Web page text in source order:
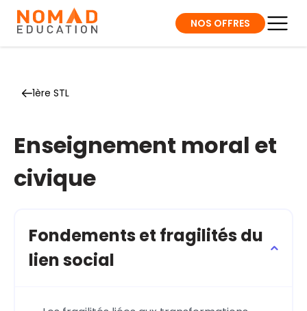
NOS OFFRES
1ère STL
Enseignement moral et
civique
Fondements et fragilités du
lien social